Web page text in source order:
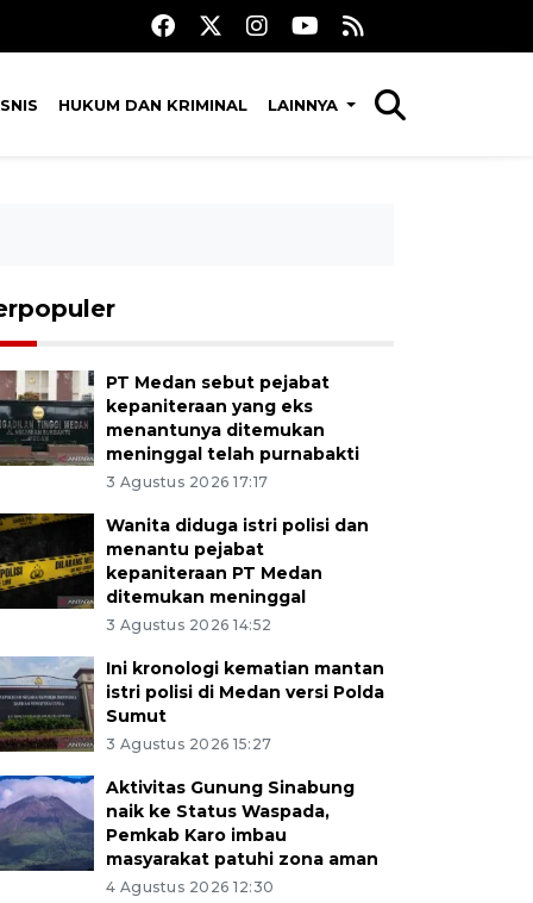
HUKUM DAN KRIMINAL LAINNYA
PT Medan sebut pejabat
kepaniteraan yang eks
menantunya ditemukan
meninggal telah purnabakti
3 Agustus 2026 17:17
Wanita diduga istri polisi dan
menantu pejabat
kepaniteraan PT Medan
ditemukan meninggal
3 Agustus 2026 14:52
Ini kronologi kematian mantan
istri polisi di Medan versi Polda
Sumut
3 Agustus 2026 15:27
Aktivitas Gunung Sinabung
naik ke Status Waspada,
Pemkab Karo imbau
masyarakat patuhi zona aman
4 Agustus 2026 12:30